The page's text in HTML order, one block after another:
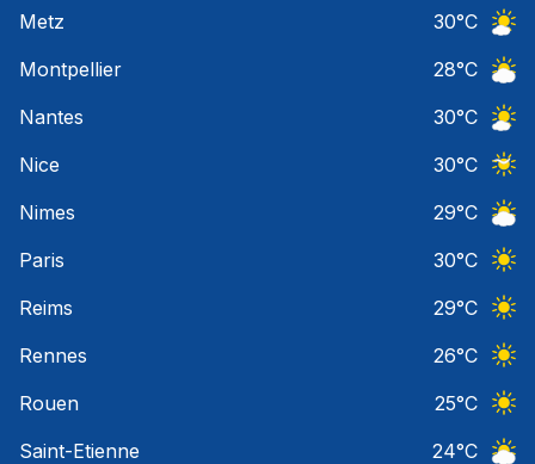
Metz
30°C
Montpellier
28°C
Nantes
30°C
Nice
30°C
Nimes
29°C
Paris
30°C
Reims
29°C
Rennes
26°C
Rouen
25°C
Saint-Etienne
24°C